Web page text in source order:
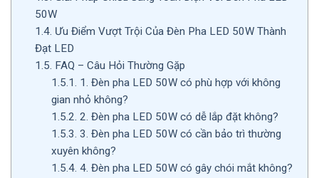
50W
1.4. Ưu Điểm Vượt Trội Của Đèn Pha LED 50W Thành
Đạt LED
1.5. FAQ – Câu Hỏi Thường Gặp
1.5.1. 1. Đèn pha LED 50W có phù hợp với không
gian nhỏ không?
1.5.2. 2. Đèn pha LED 50W có dễ lắp đặt không?
1.5.3. 3. Đèn pha LED 50W có cần bảo trì thường
xuyên không?
1.5.4. 4. Đèn pha LED 50W có gây chói mắt không?